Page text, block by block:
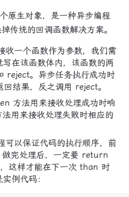
原生对象，是一种异步编程
传统的回调函数解决方案。
收一个函数作为参数，我们需
在该函数体内，该函数的两
reject。异步任务执行成功时
结果，反之调用 reject。
方法用来接收处理成功时响
用来接收处理失败时相应的
可以保证代码的执行顺序，前
完处理后，一定要 return
这样才能在下一次 than 时
例代码：